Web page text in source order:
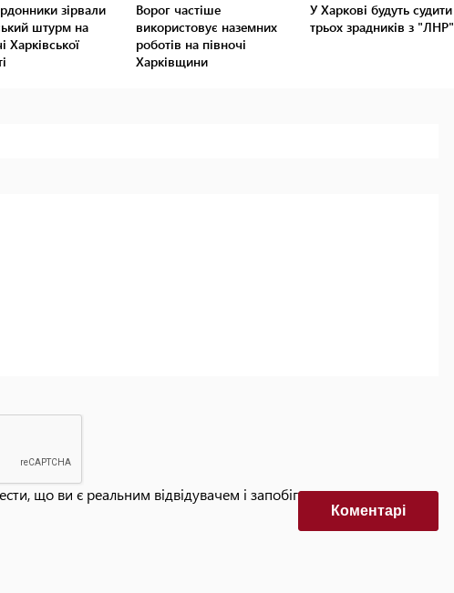
зірвали
штурм на
Харківської
Ворог частіше
використовує наземних
роботів на півночі
Харківщини
У Харкові будуть судити
трьох зрадників з "ЛНР"
що ви є реальним відвідувачем і запобігти автоматизованим
Коментарi